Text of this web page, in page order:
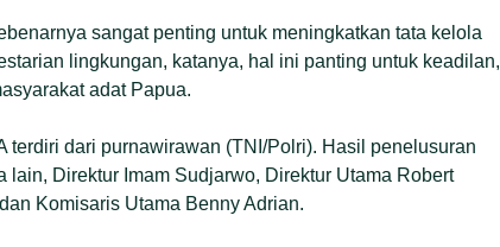
sangat penting untuk meningkatkan tata kelola
lingkungan, katanya, hal ini panting untuk keadilan,
adat Papua.
terdiri dari purnawirawan (TNI/Polri). Hasil penelusuran
Direktur Imam Sudjarwo, Direktur Utama Robert
Komisaris Utama Benny Adrian.